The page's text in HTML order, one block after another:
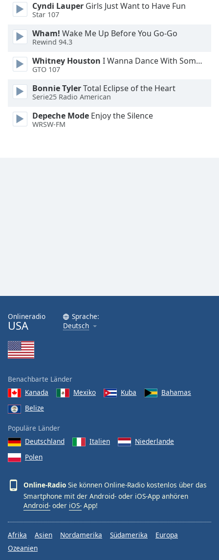
End
dialog
window.
Cyndi Lauper Girls Just Want to Have Fun
Star 107
Wham! Wake Me Up Before You Go-Go
Rewind 94.3
Whitney Houston I Wanna Dance With Somebody
GTO 107
Bonnie TylerTotal Eclipse of the Heart
Serie25 Radio American
Depeche Mode Enjoy the Silence
WRSW-FM
Onlineradio
USA
Sprache:
Deutsch
Benachbarte Länder
Kanada
Mexiko Kuba
Bahamas
Belize
Populäre Länder
Deutschland
Italien
Niederlande
Polen
Online-Radio Sie können Online-Radio kostenlos über das
Smartphone mit der Android- oder iOS-App anhören
Android- oder iOS- App!
Afrika Asien Nordamerika Südamerika
Europa
Ozeanien